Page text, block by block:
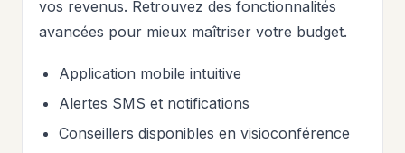
vos revenus. Retrouvez des fonctionnalités
avancées pour mieux maîtriser votre budget.
Application mobile intuitive
Alertes SMS et notifications
Conseillers disponibles en visioconférence